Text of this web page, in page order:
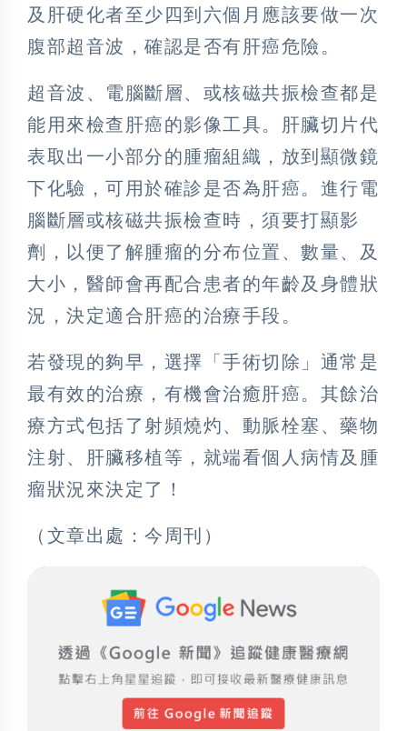
及肝硬化者至少四到六個月應該要做一次
腹部超音波，確認是否有肝癌危險。
超音波、電腦斷層、或核磁共振檢查都是
能用來檢查肝癌的影像工具。肝臟切片代
表取出一小部分的腫瘤組織，放到顯微鏡
下化驗，可用於確診是否為肝癌。進行電
腦斷層或核磁共振檢查時，須要打顯影
劑，以便了解腫瘤的分布位置、數量、及
大小，醫師會再配合患者的年齡及身體狀
況，決定適合肝癌的治療手段。
若發現的夠早，選擇「手術切除」通常是
最有效的治療，有機會治癒肝癌。其餘治
療方式包括了射頻燒灼、動脈栓塞、藥物
注射、肝臟移植等，就端看個人病情及腫
瘤狀況來決定了！
（文章出處：今周刊）